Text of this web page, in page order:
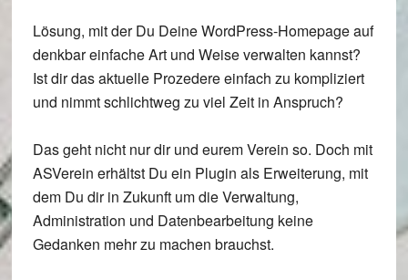
Lösung, mit der Du Deine WordPress-Homepage auf
denkbar einfache Art und Weise verwalten kannst?
Ist dir das aktuelle Prozedere einfach zu kompliziert
und nimmt schlichtweg zu viel Zeit in Anspruch?
Das geht nicht nur dir und eurem Verein so. Doch mit
ASVerein erhältst Du ein Plugin als Erweiterung, mit
dem Du dir in Zukunft um die Verwaltung,
Administration und Datenbearbeitung keine
Gedanken mehr zu machen brauchst.